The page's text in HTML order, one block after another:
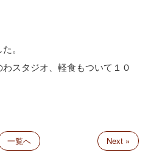
。
スタジオ、軽食もついて１０
一覧へ Next »